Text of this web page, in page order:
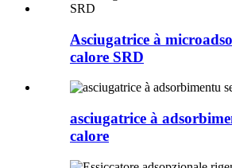
Asciugatrice à
calore SRD
asciugatrice à
calore